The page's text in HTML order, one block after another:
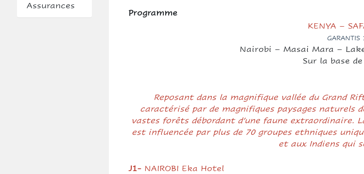
Assurances
Programme
KENYA –
GARANTIS
Nairobi – Masai Mara –
Sur la base
Reposant dans la magnifique vallée du Grand
caractérisé par de magnifiques paysages naturels
vastes forêts débordant d’une faune
est influencée par plus de 70 groupes ethniques
et aux Indiens qui
J1- NAIROBI Eka Hotel